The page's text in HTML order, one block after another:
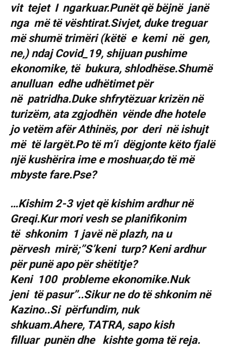
vit tejet I ngarkuar.Punët që bëjnë janë
nga më të vështirat.Sivjet, duke treguar
më shumë trimëri (këtë e kemi në gen,
ne,) ndaj Covid_19, shijuan pushime
ekonomike, të bukura, shlodhëse.Shumë
anulluan edhe udhëtimet për
në patridha.Duke shfrytëzuar krizën në
turizëm, ata zgjodhën vënde dhe hotele
jo vetëm afër Athinës, por deri në ishujt
më të largët.Po të m’i dëgjonte këto fjalë
një kushërira ime e moshuar,do të më
mbyste fare.Pse?
…Kishim 2-3 vjet që kishim ardhur në
Greqi.Kur mori vesh se planifikonim
të shkonim 1 javë në plazh, na u
përvesh mirë;’’S’keni turp? Keni ardhur
për punë apo për shëtitje?
Keni 100 probleme ekonomike.Nuk
jeni të pasur’’..Sikur ne do të shkonim në
Kazino..Si përfundim, nuk
shkuam.Ahere, TATRA, sapo kish
filluar punën dhe kishte goma të reja.